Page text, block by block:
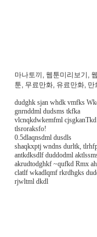
마나토끼, 웹툰미리보기,
툰, 무료만화, 유료만화,
dudghk sjan whdk vmfks
gnrnddml dudsms tkfka
vlcnqkdwkemfml cjsgkanTkd
tlsroraksfo!
0.5dlaqnsdml dusdls
shaqkxptj wndns durltk,
antkdksdlf duddodml
akrudtodghkf ~qufkd Rmx
clatlf wkadlqmf rkrdhgks
rjwltml dkdl